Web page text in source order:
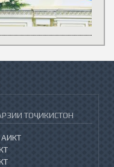
ТОҶИКИСТОН
АИКТ